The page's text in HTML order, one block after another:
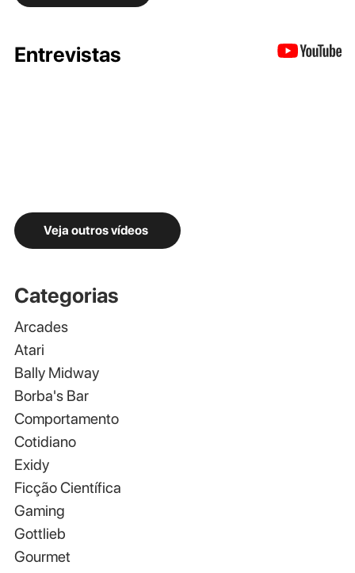
Entrevistas
Veja outros vídeos
Categorias
Arcades
Atari
Bally Midway
Borba's Bar
Comportamento
Cotidiano
Exidy
Ficção Científica
Gaming
Gottlieb
Gourmet